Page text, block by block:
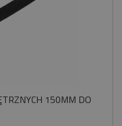
150MM DO